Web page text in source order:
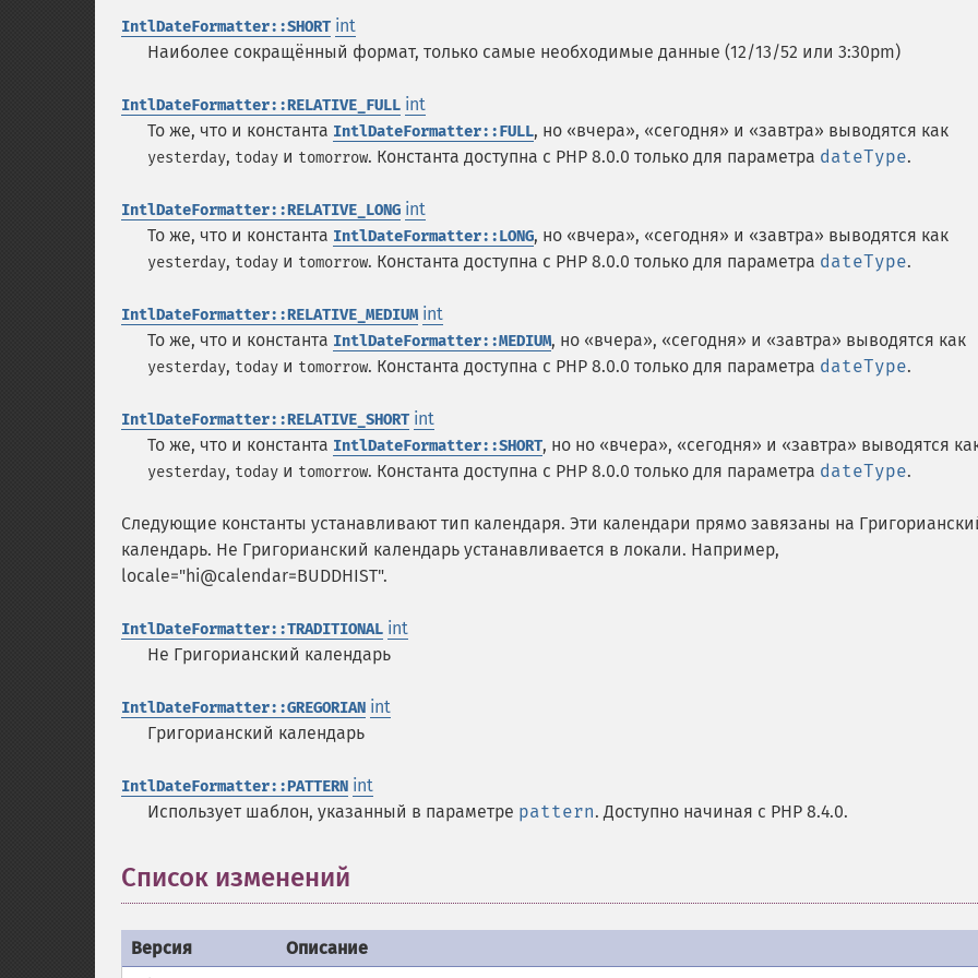
IntlDateFormatter::SHORT int
Наиболее сокращённый формат, только самые необходимые данные (12/13/52 или 3:30pm)
IntlDateFormatter::RELATIVE_FULL int
То же, что и константа IntlDateFormatter::FULL, но «вчера», «сегодня» и «завтра» выводятся как
yesterday, today и tomorrow. Константа доступна с PHP 8.0.0 только для параметра dateType.
IntlDateFormatter::RELATIVE_LONG int
То же, что и константа IntlDateFormatter::LONG, но «вчера», «сегодня» и «завтра» выводятся как
yesterday, today и tomorrow. Константа доступна с PHP 8.0.0 только для параметра dateType.
IntlDateFormatter::RELATIVE_MEDIUM int
То же, что и константа IntlDateFormatter::MEDIUM, но «вчера», «сегодня» и «завтра» выводятся как
yesterday, today и tomorrow. Константа доступна с PHP 8.0.0 только для параметра dateType.
IntlDateFormatter::RELATIVE_SHORT int
То же, что и константа IntlDateFormatter::SHORT, но но «вчера», «сегодня» и «завтра» выводятся
yesterday, today и tomorrow. Константа доступна с PHP 8.0.0 только для параметра dateType.
Следующие константы устанавливают тип календаря. Эти календари прямо завязаны на
календарь. Не Григорианский календарь устанавливается в локали. Например,
locale="hi@calendar=BUDDHIST".
IntlDateFormatter::TRADITIONAL int
Не Григорианский календарь
IntlDateFormatter::GREGORIAN int
Григорианский календарь
IntlDateFormatter::PATTERN int
Использует шаблон, указанный в параметре pattern. Доступно начиная с PHP 8.4.0.
Список изменений
Версия
Описание